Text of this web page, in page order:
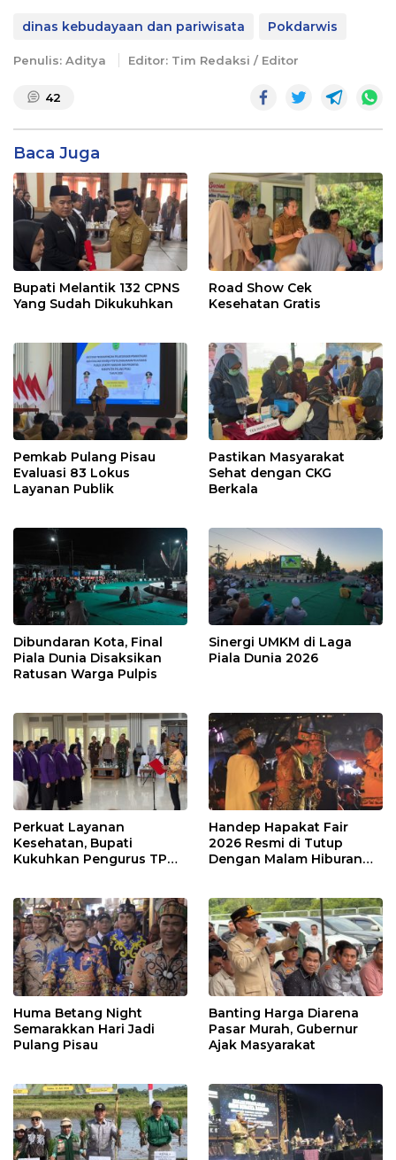
dinas kebudayaan dan pariwisata Pokdarwis
Penulis: Aditya Editor: Tim Redaksi / Editor
42
Baca Juga
Bupati Melantik 132 CPNS
Yang Sudah Dikukuhkan
Road Show Cek
Kesehatan Gratis
Pemkab Pulang Pisau
Evaluasi 83 Lokus
Layanan Publik
Pastikan Masyarakat
Sehat dengan CKG
Berkala
Dibundaran Kota, Final
Piala Dunia Disaksikan
Ratusan Warga Pulpis
Sinergi UMKM di Laga
Piala Dunia 2026
Perkuat Layanan
Kesehatan, Bupati
Kukuhkan Pengurus TP
Handep Hapakat Fair
2026 Resmi di Tutup
Dengan Malam Hiburan
Huma Betang Night
Semarakkan Hari Jadi
Pulang Pisau
Banting Harga Diarena
Pasar Murah, Gubernur
Ajak Masyarakat